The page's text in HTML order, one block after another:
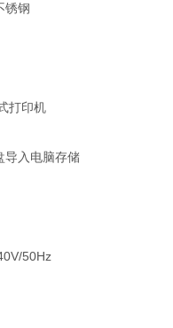
锈钢
打印机
导入电脑存储
50Hz